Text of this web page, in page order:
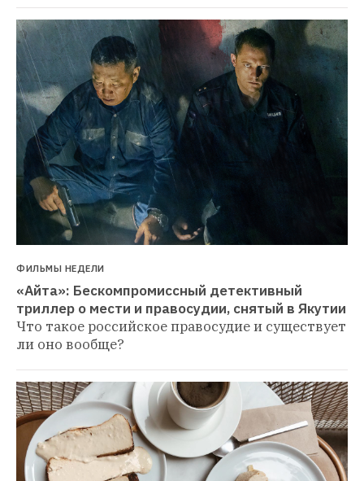
ФИЛЬМЫ НЕДЕЛИ
«Айта»: Бескомпромиссный детективный
триллер о мести и правосудии, снятый в Якутии
Что такое российское правосудие и существует
ли оно вообще?